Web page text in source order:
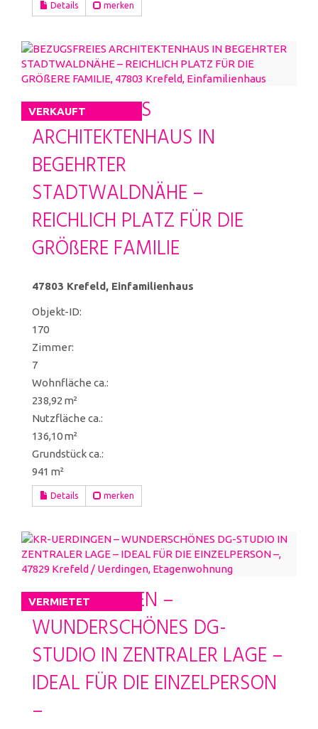
Details merken
VERKAUFT
BEZUGSFREIES
ARCHITEKTENHAUS IN
BEGEHRTER
STADTWALDNÄHE –
REICHLICH PLATZ FÜR DIE
GRÖßERE FAMILIE
47803 Krefeld, Einfamilienhaus
Objekt-ID:
170
Zimmer:
7
Wohnfläche ca.:
238,92 m²
Nutzfläche ca.:
136,10 m²
Grund­stück ca.:
941 m²
Details merken
VERMIETET
KR-UERDINGEN –
WUNDERSCHÖNES DG-
STUDIO IN ZENTRALER LAGE –
IDEAL FÜR DIE EINZELPERSON
–